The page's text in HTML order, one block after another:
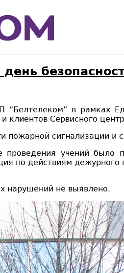
“Белтелеком” в рамках
и клиентов Сервисного
пожарной сигнализации
проведения учений было
по действиям дежурного
нарушений не выявлено.